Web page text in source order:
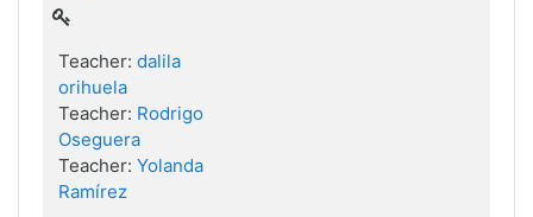
Teacher: dalila
orihuela
Teacher: Rodrigo
Oseguera
Teacher: Yolanda
Ramírez